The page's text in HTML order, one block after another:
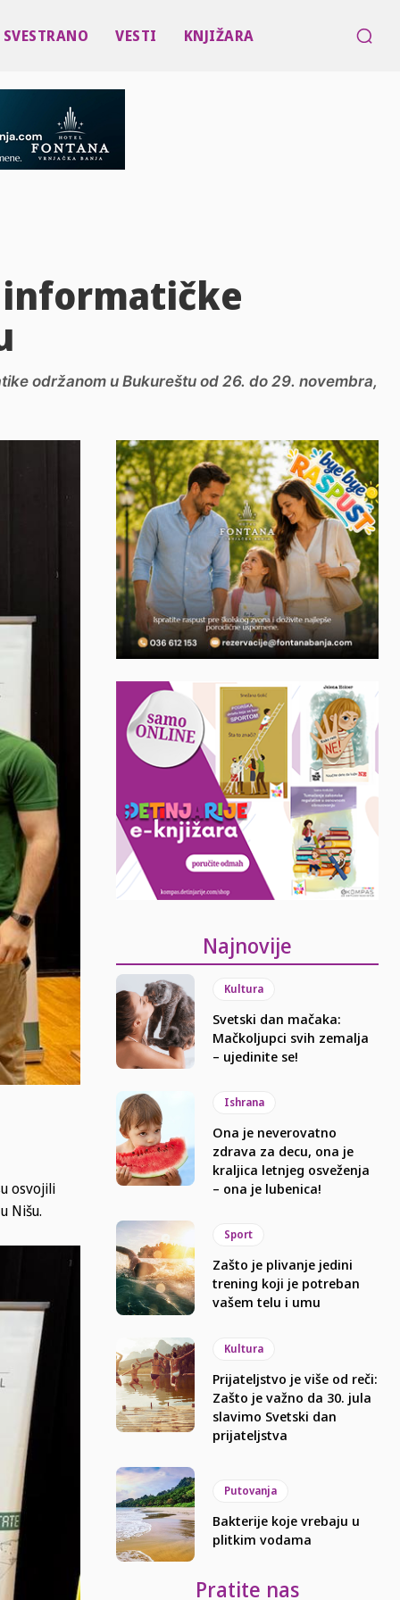
SVESTRANO VESTI KNJIŽARA
održanom u Bukureštu od 26. do 29. novembra,
osvojili
Nišu.
Najnovije
Kultura
Svetski dan mačaka:
Mačkoljupci svih zemalja
– ujedinite se!
Ishrana
Ona je neverovatno
zdrava za decu, ona je
kraljica letnjeg osveženja
– ona je lubenica!
Sport
Zašto je plivanje jedini
trening koji je potreban
vašem telu i umu
Kultura
Prijateljstvo je više od reči:
Zašto je važno da 30. jula
slavimo Svetski dan
prijateljstva
Putovanja
Bakterije koje vrebaju u
plitkim vodama
Pratite nas